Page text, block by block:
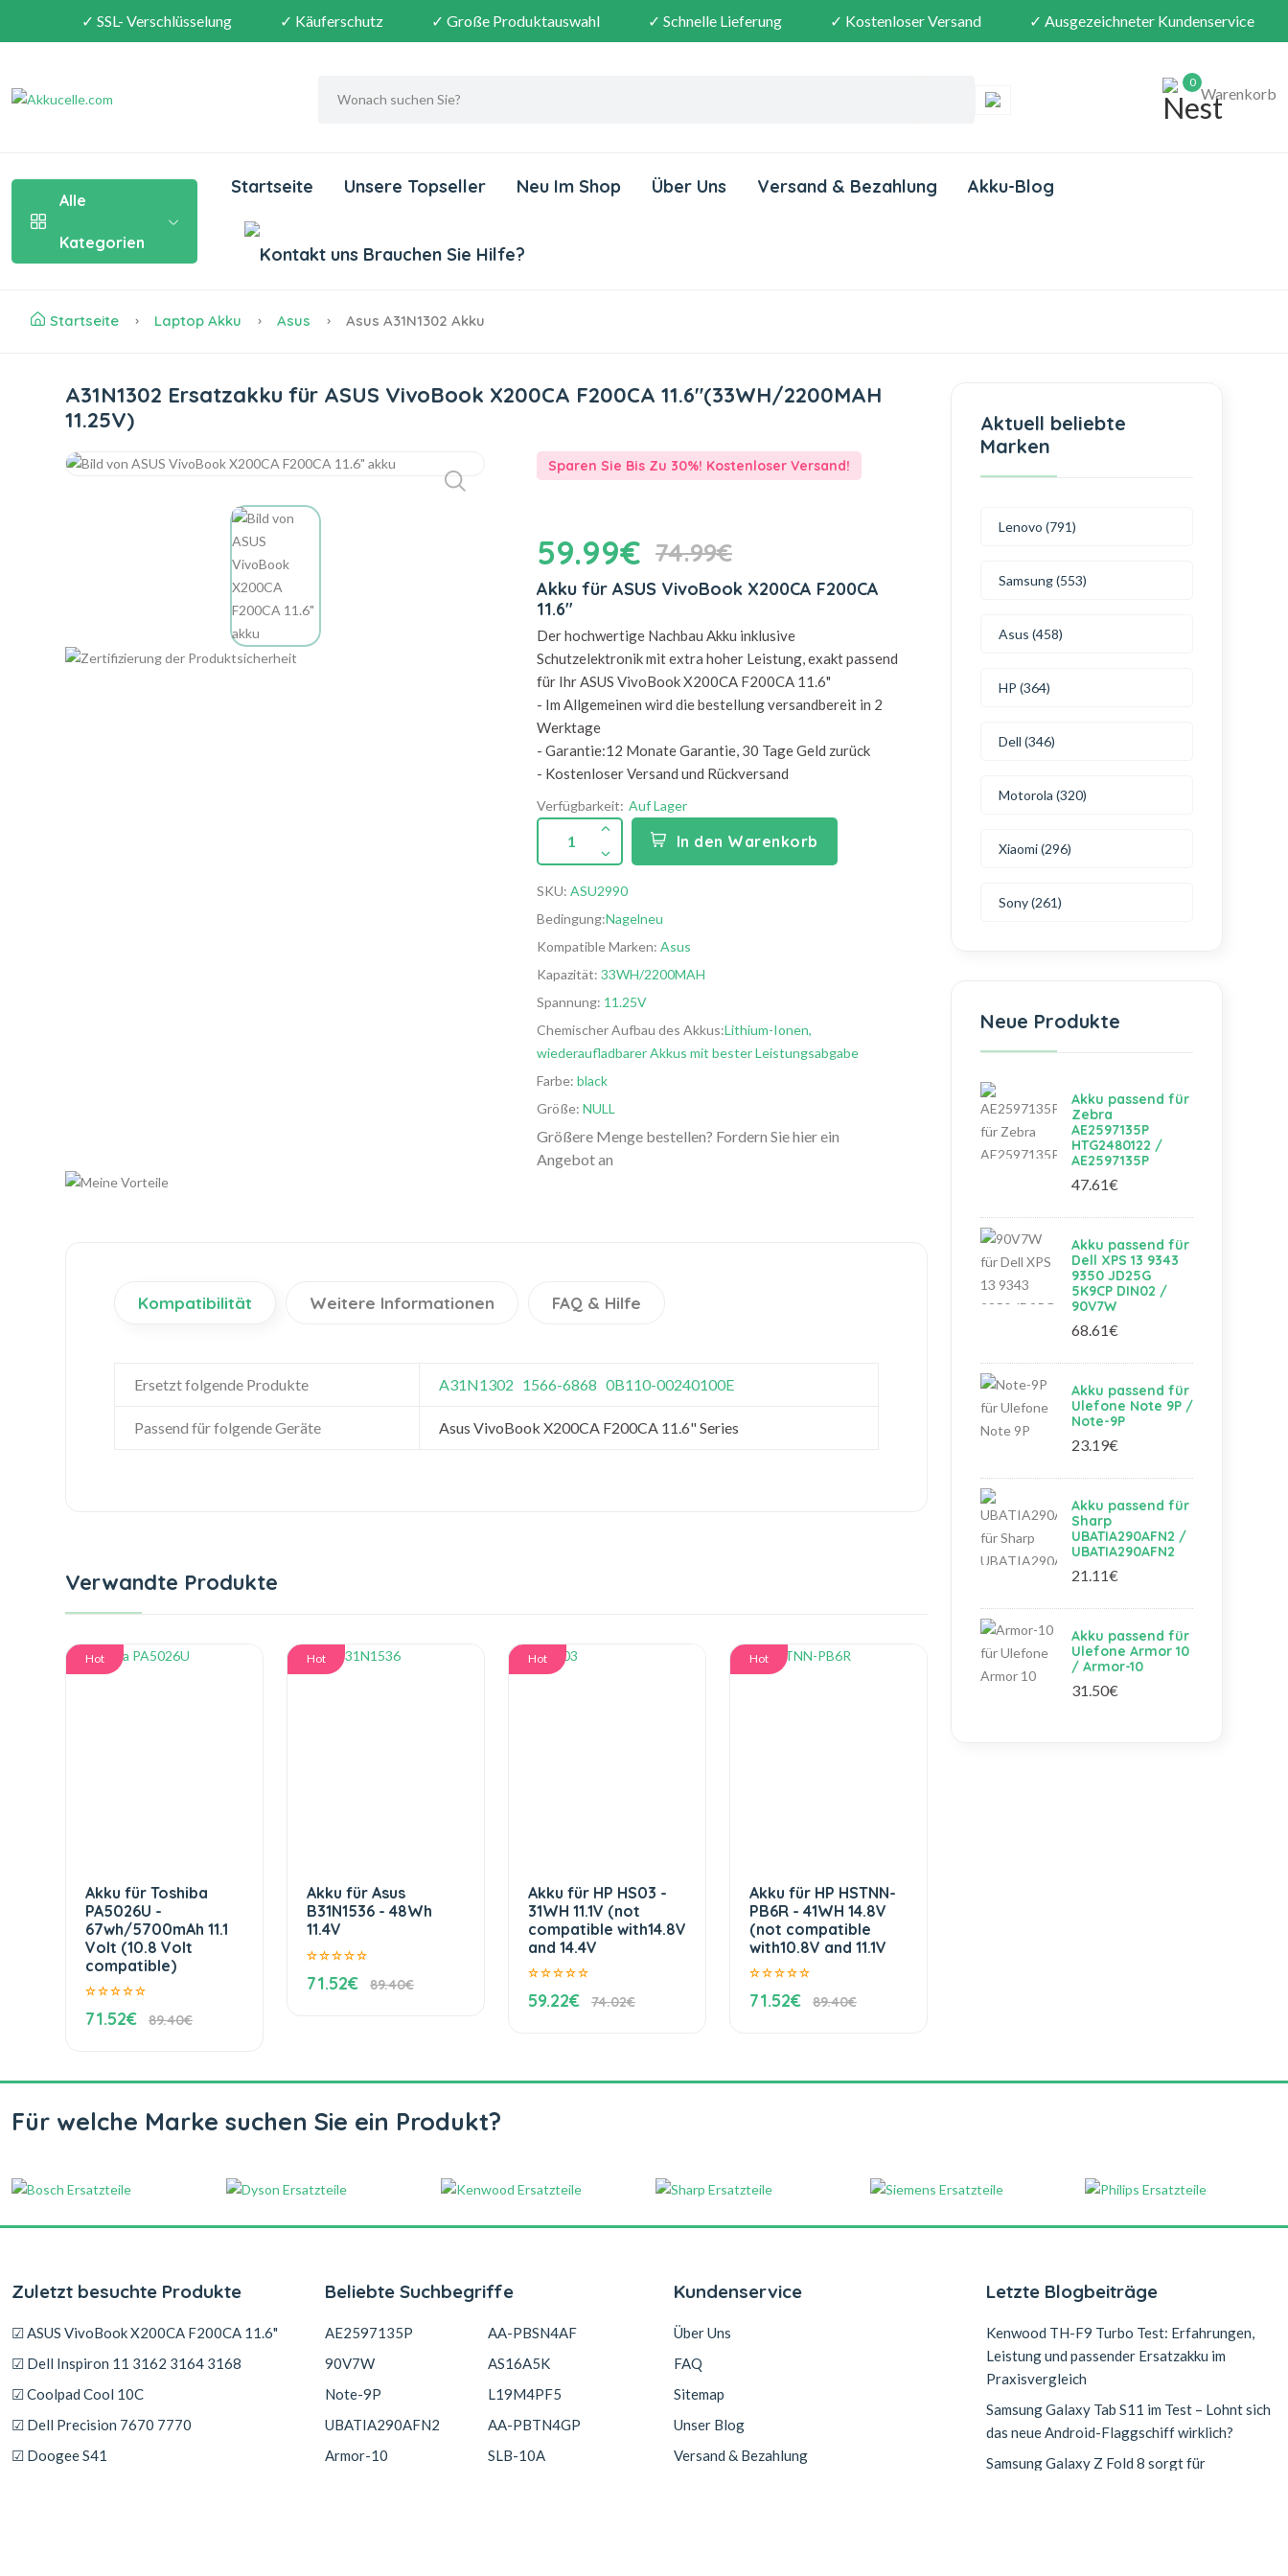
✓ SSL- Verschlüsselung ✓ Käuferschutz ✓ Große Produktauswahl ✓ Schnelle Lieferung ✓ Kostenloser Versand ✓ Ausgezeichneter Kundenservice
0
Warenkorb
Alle
Kategorien
Startseite Unsere Topseller Neu Im Shop Über Uns Versand & Bezahlung Akku-Blog
Brauchen Sie Hilfe?
Startseite Laptop Akku Asus Asus A31N1302 Akku
A31N1302 Ersatzakku für ASUS VivoBook X200CA F200CA 11.6"(33WH/2200MAH
11.25V)
Sparen Sie Bis Zu 30%! Kostenloser Versand!
59.99€ 74.99€
Akku für ASUS VivoBook X200CA F200CA
11.6"
Der hochwertige Nachbau Akku inklusive
Schutzelektronik mit extra hoher Leistung, exakt passend
für Ihr ASUS VivoBook X200CA F200CA 11.6"
- Im Allgemeinen wird die bestellung versandbereit in 2
Werktage
- Garantie:12 Monate Garantie, 30 Tage Geld zurück
- Kostenloser Versand und Rückversand
Verfügbarkeit: Auf Lager
1 In den Warenkorb
SKU: ASU2990
Bedingung:Nagelneu
Kompatible Marken: Asus
Kapazität: 33WH/2200MAH
Spannung: 11.25V
Chemischer Aufbau des Akkus:Lithium-Ionen,
wiederaufladbarer Akkus mit bester Leistungsabgabe
Farbe: black
Größe: NULL
Größere Menge bestellen? Fordern Sie hier ein
Angebot an
Kompatibilität Weitere Informationen FAQ & Hilfe
Ersetzt folgende Produkte A31N1302 1566-6868 0B110-00240100E
Passend für folgende Geräte Asus VivoBook X200CA F200CA 11.6" Series
Verwandte Produkte
Hot
Akku für Toshiba
PA5026U -
67wh/5700mAh 11.1
Volt (10.8 Volt
compatible)
71.52€ 89.40€
Hot
Akku für Asus
B31N1536 - 48Wh
11.4V
71.52€ 89.40€
Hot
Akku für HP HS03 -
31WH 11.1V (not
compatible with14.8V
and 14.4V
59.22€ 74.02€
Hot
Akku für HP HSTNN-
PB6R - 41WH 14.8V
(not compatible
with10.8V and 11.1V
71.52€ 89.40€
Aktuell beliebte
Marken
Lenovo (791)
Samsung (553)
Asus (458)
HP (364)
Dell (346)
Motorola (320)
Xiaomi (296)
Sony (261)
Neue Produkte
Akku passend für
Zebra
AE2597135P
HTG2480122 /
AE2597135P
47.61€
Akku passend für
Dell XPS 13 9343
9350 JD25G
5K9CP DIN02 /
90V7W
68.61€
Akku passend für
Ulefone Note 9P /
Note-9P
23.19€
Akku passend für
Sharp
UBATIA290AFN2 /
UBATIA290AFN2
21.11€
Akku passend für
Ulefone Armor 10
/ Armor-10
31.50€
Für welche Marke suchen Sie ein Produkt?
Zuletzt besuchte Produkte
☑ ASUS VivoBook X200CA F200CA 11.6"
☑ Dell Inspiron 11 3162 3164 3168
☑ Coolpad Cool 10C
☑ Dell Precision 7670 7770
☑ Doogee S41
Beliebte Suchbegriffe
AE2597135P
90V7W
Note-9P
UBATIA290AFN2
Armor-10
AA-PBSN4AF
AS16A5K
L19M4PF5
AA-PBTN4GP
SLB-10A
Kundenservice
Über Uns
FAQ
Sitemap
Unser Blog
Versand & Bezahlung
Letzte Blogbeiträge
Kenwood TH-F9 Turbo Test: Erfahrungen,
Leistung und passender Ersatzakku im
Praxisvergleich
Samsung Galaxy Tab S11 im Test – Lohnt sich
das neue Android-Flaggschiff wirklich?
Samsung Galaxy Z Fold 8 sorgt für